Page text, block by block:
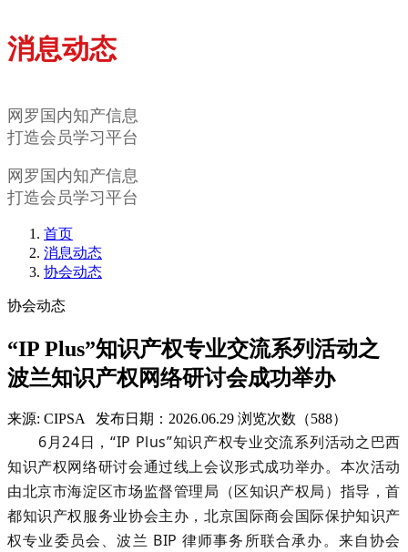
消息动态
网罗国内知产信息
打造会员学习平台
网罗国内知产信息
打造会员学习平台
首页
消息动态
协会动态
协会动态
“IP Plus”知识产权专业交流系列活动之
波兰知识产权网络研讨会成功举办
来源: CIPSA 发布日期：2026.06.29 浏览次数（588）
6月24日，“IP Plus”知识产权专业交流系列活动之巴西
知识产权网络研讨会通过线上会议形式成功举办。本次活动
由北京市海淀区市场监督管理局（区知识产权局）指导，首
都知识产权服务业协会主办，北京国际商会国际保护知识产
权专业委员会、波兰 BIP 律师事务所联合承办。来自协会